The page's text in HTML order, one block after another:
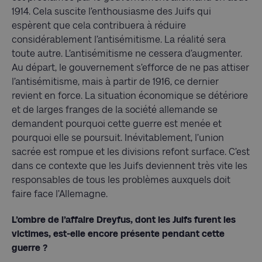
1914. Cela suscite l’enthousiasme des Juifs qui
espèrent que cela contribuera à réduire
considérablement l’antisémitisme. La réalité sera
toute autre. L’antisémitisme ne cessera d’augmenter.
Au départ, le gouvernement s’efforce de ne pas attiser
l’antisémitisme, mais à partir de 1916, ce dernier
revient en force. La situation économique se détériore
et de larges franges de la société allemande se
demandent pourquoi cette guerre est menée et
pourquoi elle se poursuit. Inévitablement, l’union
sacrée est rompue et les divisions refont surface. C’est
dans ce contexte que les Juifs deviennent très vite les
responsables de tous les problèmes auxquels doit
faire face l’Allemagne.
L’ombre de l’affaire Dreyfus, dont les Juifs furent les
victimes, est-elle encore présente pendant cette
guerre ?